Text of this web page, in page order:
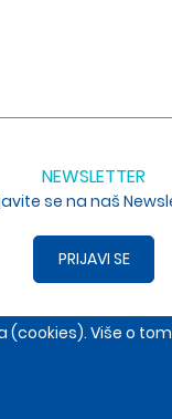
Više o
NEWSLETTER
se na naš
PRIJAVI SE